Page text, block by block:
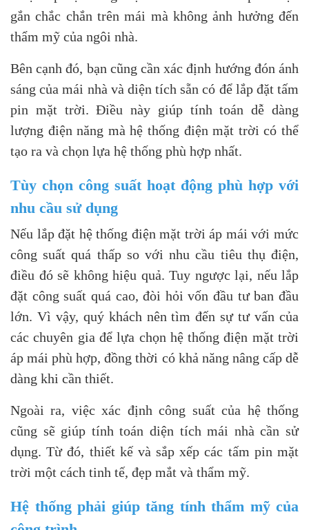
gắn chắc chắn trên mái mà không ảnh hưởng đến
thẩm mỹ của ngôi nhà.
Bên cạnh đó, bạn cũng cần xác định hướng đón ánh
sáng của mái nhà và diện tích sẵn có để lắp đặt tấm
pin mặt trời. Điều này giúp tính toán dễ dàng
lượng điện năng mà hệ thống điện mặt trời có thể
tạo ra và chọn lựa hệ thống phù hợp nhất.
Tùy chọn công suất hoạt động phù hợp với
nhu cầu sử dụng
Nếu lắp đặt hệ thống điện mặt trời áp mái với mức
công suất quá thấp so với nhu cầu tiêu thụ điện,
điều đó sẽ không hiệu quả. Tuy ngược lại, nếu lắp
đặt công suất quá cao, đòi hỏi vốn đầu tư ban đầu
lớn. Vì vậy, quý khách nên tìm đến sự tư vấn của
các chuyên gia để lựa chọn hệ thống điện mặt trời
áp mái phù hợp, đồng thời có khả năng nâng cấp dễ
dàng khi cần thiết.
Ngoài ra, việc xác định công suất của hệ thống
cũng sẽ giúp tính toán diện tích mái nhà cần sử
dụng. Từ đó, thiết kế và sắp xếp các tấm pin mặt
trời một cách tinh tế, đẹp mắt và thẩm mỹ.
Hệ thống phải giúp tăng tính thẩm mỹ của